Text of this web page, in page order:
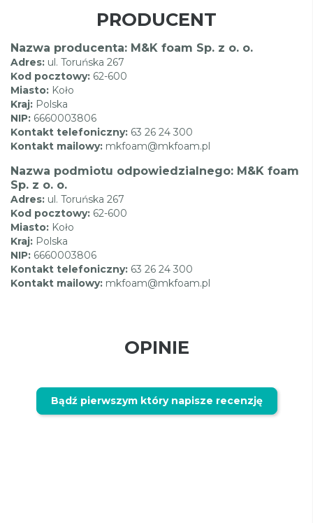
PRODUCENT
Nazwa producenta: M&K foam Sp. z o. o.
Adres: ul. Toruńska 267
Kod pocztowy: 62-600
Miasto: Koło
Kraj: Polska
NIP: 6660003806
Kontakt telefoniczny: 63 26 24 300
Kontakt mailowy: mkfoam@mkfoam.pl
Nazwa podmiotu odpowiedzialnego: M&K foam
Sp. z o. o.
Adres: ul. Toruńska 267
Kod pocztowy: 62-600
Miasto: Koło
Kraj: Polska
NIP: 6660003806
Kontakt telefoniczny: 63 26 24 300
Kontakt mailowy: mkfoam@mkfoam.pl
OPINIE
Bądź pierwszym który napisze recenzję